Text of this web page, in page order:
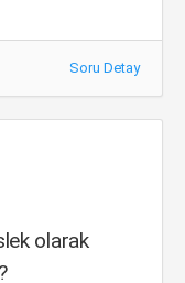
Soru Detay
olarak